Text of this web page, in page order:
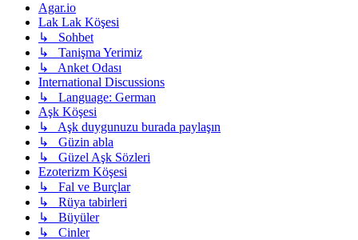
Agar.io
Lak Lak Köşesi
↳ Sohbet
↳ Tanişma Yerimiz
↳ Anket Odası
International Discussions
↳ Language: German
Aşk Köşesi
↳ Aşk duygunuzu burada paylaşın
↳ Güzin abla
↳ Güzel Aşk Sözleri
Ezoterizm Köşesi
↳ Fal ve Burçlar
↳ Rüya tabirleri
↳ Büyüler
↳ Cinler